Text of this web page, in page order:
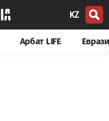
KZ
Арбат LIFE